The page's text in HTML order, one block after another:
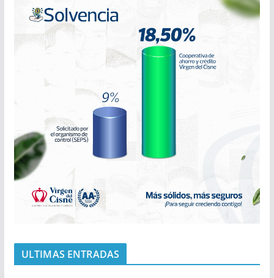
ULTIMAS ENTRADAS